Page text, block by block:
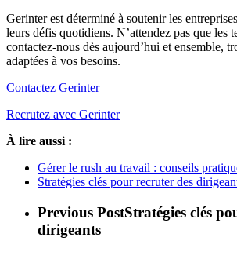
Gerinter est déterminé à soutenir les
leurs défis quotidiens. N’attendez pas que les
contactez-nous dès aujourd’hui et ensemble,
adaptées à vos besoins.
Contactez Gerinter
Recrutez avec Gerinter
À lire aussi :
Gérer le rush au travail : conseils
Stratégies clés pour recruter des
Previous PostStratégies clés
dirigeants